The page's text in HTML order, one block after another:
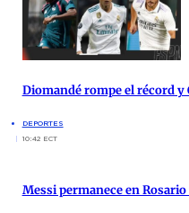
Diomandé rompe el récord y
DEPORTES
10:42 ECT
Messi permanece en